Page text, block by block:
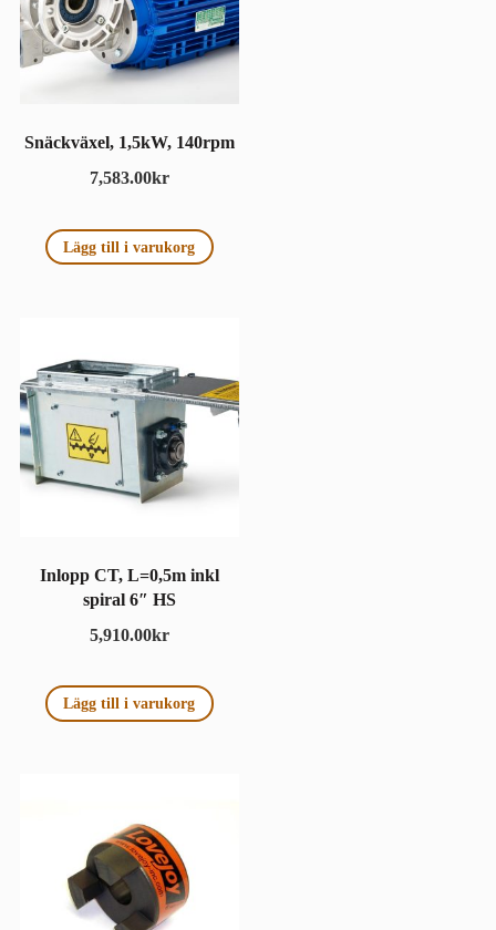
Snäckväxel, 1,5kW, 140rpm
7,583.00kr
Lägg till i varukorg
Inlopp CT, L=0,5m inkl
spiral 6″ HS
5,910.00kr
Lägg till i varukorg